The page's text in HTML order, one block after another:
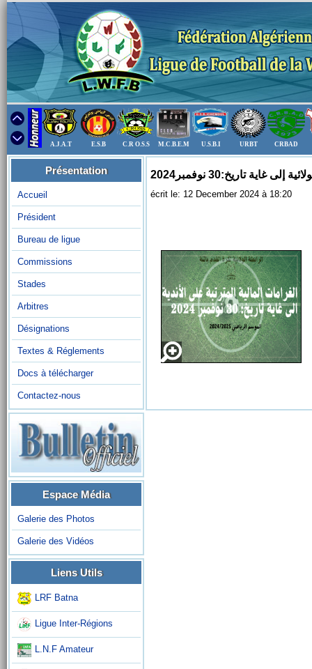
A.J.A.T E.S.B C.R O.S.S M.C.B.E.M U.S.B.I URBT CRBAD
Présentation
Accueil
Président
Bureau de ligue
Commissions
Stades
Arbitres
Désignations
Textes & Réglements
Docs à télécharger
Contactez-nous
Espace Média
Galerie des Photos
Galerie des Vidéos
Liens Utils
LRF Batna
Ligue Inter-Régions
L.N.F Amateur
تاريخ:30 نوفمبر2024
écrit le: 12 December 2024 à 18:20